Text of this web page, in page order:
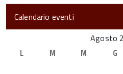
Calendario eventi
Agosto
L M M G